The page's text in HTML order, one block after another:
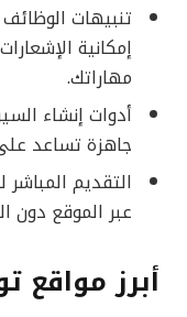
تنبيهات
إمكانية
مهاراتك.
أدوات إنشاء
جاهزة تساعد
التقديم
عبر الموقع دون
أبرز